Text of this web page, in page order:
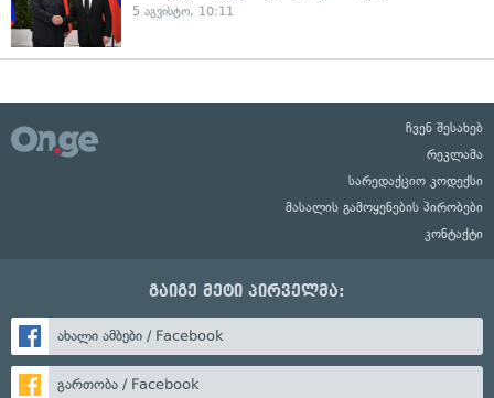
5 აგვისტო, 10:11
ჩვენ შესახებ
რეკლამა
სარედაქციო კოდექსი
მასალის გამოყენების პირობები
კონტაქტი
გაიგე მეტი პირველმა:
ახალი ამბები / Facebook
გართობა / Facebook